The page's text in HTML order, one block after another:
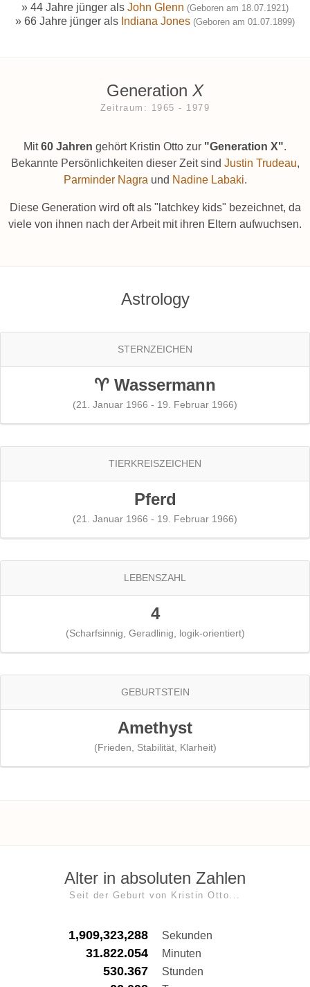
» 44 Jahre jünger als John Glenn (Geboren am 18.07.1921)
» 66 Jahre jünger als Indiana Jones (Geboren am 01.07.1899)
Generation X
Zeitraum: 1965 ‐ 1979
Mit60 Jahren gehört Kristin Otto zur "Generation X".
Bekannte Persönlichkeiten dieser Zeit sind Justin Trudeau,
Parminder Nagra und Nadine Labaki.
Diese Generation wird oft als "latchkey kids" bezeichnet, da
viele von ihnen nach der Arbeit mit ihren Eltern aufwuchsen.
Astrology
STERNZEICHEN
♈ Wassermann
(21. Januar 1966 - 19. Februar 1966)
TIERKREISZEICHEN
Pferd
(21. Januar 1966 - 19. Februar 1966)
LEBENSZAHL
4
(Scharfsinnig, Geradlinig, logik-orientiert)
GEBURTSTEIN
Amethyst
(Frieden, Stabilität, Klarheit)
Alter in absoluten Zahlen
Seit der Geburt von Kristin Otto...
1,909,323,289 Sekunden
31.822.054 Minuten
530.367 Stunden